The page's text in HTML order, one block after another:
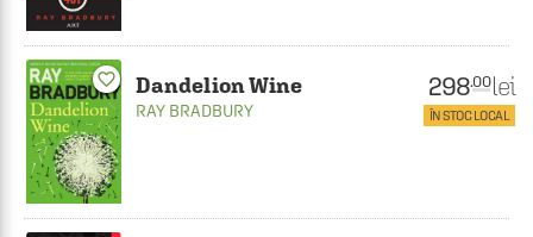
favorite_border Dandelion Wine
RAY BRADBURY
298.00 lei
ÎN STOC LOCAL